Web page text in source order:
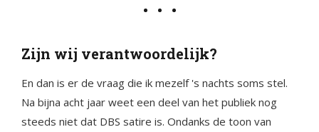
Zijn wij verantwoordelijk?
En dan is er de vraag die ik mezelf 's nachts soms stel.
Na bijna acht jaar weet een deel van het publiek nog
steeds niet dat DBS satire is. Ondanks de toon van